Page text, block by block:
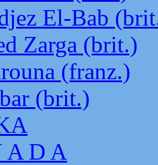
El-Bab
Zarga (brit.)
(franz.)
(brit.)
A D A